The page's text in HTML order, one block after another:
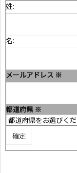
姓:
名:
メールアドレス ※
都道府県 ※